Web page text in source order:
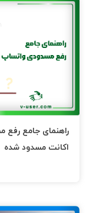
راهنمای جامع
اکانت مسدود شده